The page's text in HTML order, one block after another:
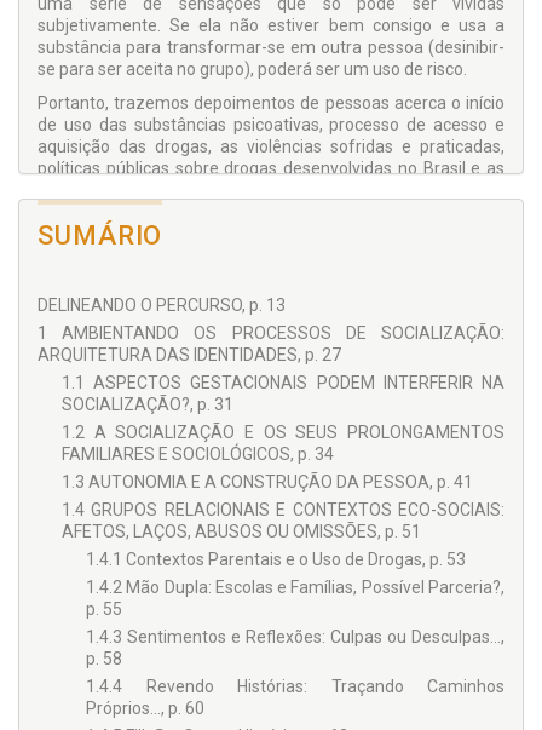
uma série de sensações que só pode ser vividas
subjetivamente. Se ela não estiver bem consigo e usa a
substância para transformar-se em outra pessoa (desinibir-
se para ser aceita no grupo), poderá ser um uso de risco.
Portanto, trazemos depoimentos de pessoas acerca o início
de uso das substâncias psicoativas, processo de acesso e
aquisição das drogas, as violências sofridas e praticadas,
políticas públicas sobre drogas desenvolvidas no Brasil e as
SUMÁRIO
DELINEANDO O PERCURSO, p. 13
1 AMBIENTANDO OS PROCESSOS DE SOCIALIZAÇÃO:
ARQUITETURA DAS IDENTIDADES, p. 27
1.1 ASPECTOS GESTACIONAIS PODEM INTERFERIR NA
SOCIALIZAÇÃO?, p. 31
1.2 A SOCIALIZAÇÃO E OS SEUS PROLONGAMENTOS
FAMILIARES E SOCIOLÓGICOS, p. 34
1.3 AUTONOMIA E A CONSTRUÇÃO DA PESSOA, p. 41
1.4 GRUPOS RELACIONAIS E CONTEXTOS ECO-SOCIAIS:
AFETOS, LAÇOS, ABUSOS OU OMISSÕES, p. 51
1.4.1 Contextos Parentais e o Uso de Drogas, p. 53
1.4.2 Mão Dupla: Escolas e Famílias, Possível Parceria?,
p. 55
1.4.3 Sentimentos e Reflexões: Culpas ou Desculpas…,
p. 58
1.4.4 Revendo Histórias: Traçando Caminhos
Próprios…, p. 60